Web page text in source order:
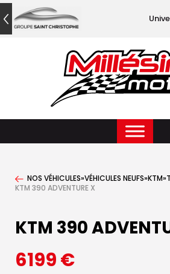
NOS VÉHICULES»VÉHICULES NEUFS»KTM»
KTM 390 ADVENTURE X
KTM 390
6199€